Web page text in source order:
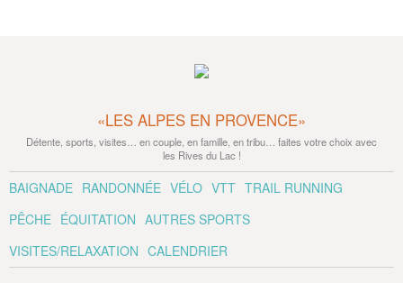
«LES ALPES EN PROVENCE»
Détente, sports, visites… en couple, en famille, en tribu… faites votre choix avec
les Rives du Lac !
BAIGNADE RANDONNÉE VÉLO VTT TRAIL RUNNING
PÊCHE ÉQUITATION AUTRES SPORTS
VISITES/RELAXATION CALENDRIER